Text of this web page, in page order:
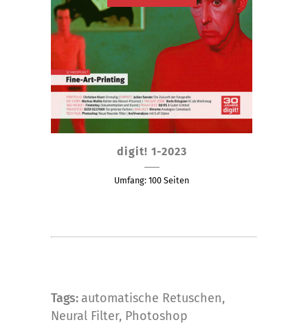
auf
der
digit! 1-2023
Umfang: 100 Seiten
Tags: automatische Retuschen,
Neural Filter, Photoshop